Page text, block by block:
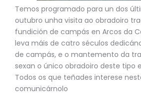
Temos programado para un dos
outubro unha visita ao obradoiro
fundición de campás en Arcos da
leva máis de catro séculos
de campás, e o mantemento da
sexan o único obradoiro deste tipo
Todos os que teñades interese
comunicárnolo